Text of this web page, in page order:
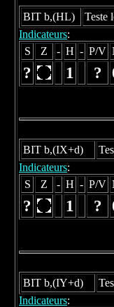
BIT b,(HL)
Teste
Indicateurs:
S
Z - H - P/V
? 1 ?
BIT b,(IX+d)
Indicateurs:
S
Z - H - P/V
? 1 ?
BIT b,(IY+d)
Indicateurs: